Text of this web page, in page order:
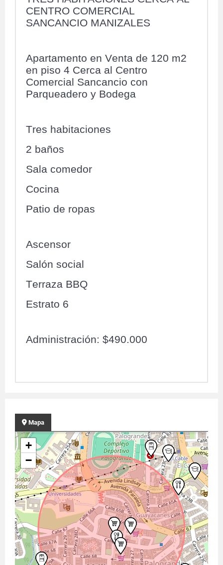
CENTRO COMERCIAL
SANCANCIO MANIZALES
Apartamento en Venta de 120 m2
en piso 4 Cerca al Centro
Comercial Sancancio con
Parqueadero y Bodega
Tres habitaciones
2 baños
Sala comedor
Cocina
Patio de ropas
Ascensor
Salón social
Terraza BBQ
Estrato 6
Administración: $490.000
Mapa
+
−